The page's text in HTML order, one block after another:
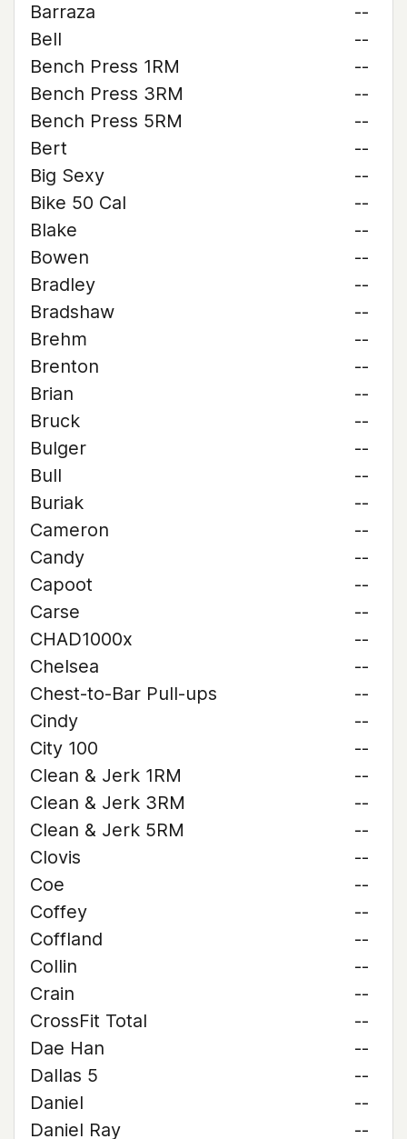
Barraza
--
Bell
--
Bench Press 1RM
--
Bench Press 3RM
--
Bench Press 5RM
--
Bert
--
Big Sexy
--
Bike 50 Cal
--
Blake
--
Bowen
--
Bradley
--
Bradshaw
--
Brehm
--
Brenton
--
Brian
--
Bruck
--
Bulger
--
Bull
--
Buriak
--
Cameron
--
Candy
--
Capoot
--
Carse
--
CHAD1000x
--
Chelsea
--
Chest-to-Bar Pull-ups
--
Cindy
--
City 100
--
Clean & Jerk 1RM
--
Clean & Jerk 3RM
--
Clean & Jerk 5RM
--
Clovis
--
Coe
--
Coffey
--
Coffland
--
Collin
--
Crain
--
CrossFit Total
--
Dae Han
--
Dallas 5
--
Daniel
--
Daniel Ray
--